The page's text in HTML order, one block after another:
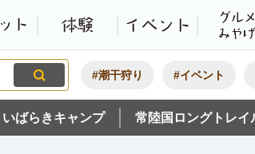
観光いばらき公式
特集・オススメ
モデルコーススポット
#潮干狩り #イベント
いばらきキャンプ 常陸国ロングトレイ